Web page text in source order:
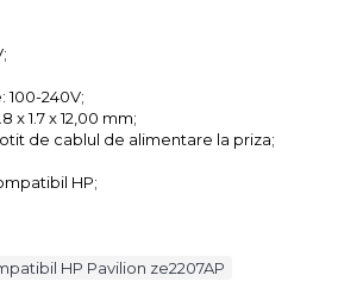
100-240V;
x 1.7 x 12,00 mm;
de cablul de alimentare la priza;
HP;
HP Pavilion ze2207AP